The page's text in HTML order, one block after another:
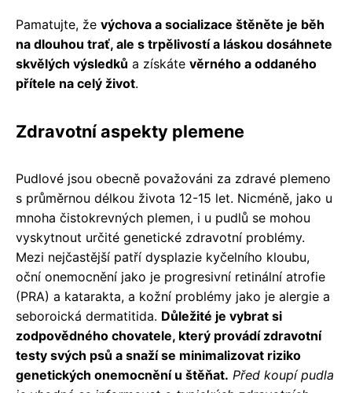
Pamatujte, že výchova a socializace štěněte je běh
na dlouhou trať, ale s trpělivostí a láskou dosáhnete
skvělých výsledků a získáte věrného a oddaného
přítele na celý život.
Zdravotní aspekty plemene
Pudlové jsou obecně považováni za zdravé plemeno
s průměrnou délkou života 12-15 let. Nicméně, jako u
mnoha čistokrevných plemen, i u pudlů se mohou
vyskytnout určité genetické zdravotní problémy.
Mezi nejčastější patří dysplazie kyčelního kloubu,
oční onemocnění jako je progresivní retinální atrofie
(PRA) a katarakta, a kožní problémy jako je alergie a
seboroická dermatitida. Důležité je vybrat si
zodpovědného chovatele, který provádí zdravotní
testy svých psů a snaží se minimalizovat riziko
genetických onemocnění u štěňat. Před koupí pudla